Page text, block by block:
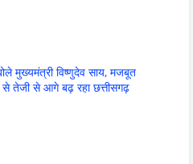
मुख्यमंत्री विष्णुदेव साय, मजबूत
तेजी से आगे बढ़ रहा छत्तीसगढ़